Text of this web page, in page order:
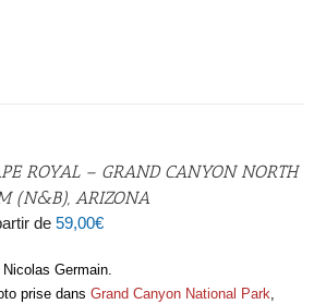
ROYAL – GRAND CANYON NORTH
(N&B), ARIZONA
de59,00€
Nicolas Germain.
prise dansGrand Canyon National Park,